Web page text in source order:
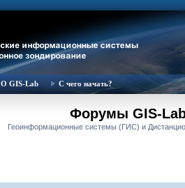
О GIS-Lab С чего начать?
Форумы GIS-
Геоинформационные системы (ГИС) и